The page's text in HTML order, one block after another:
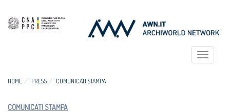
Toggle
HOME PRESS COMUNICATI STAMPA
COMUNICATI STAMPA